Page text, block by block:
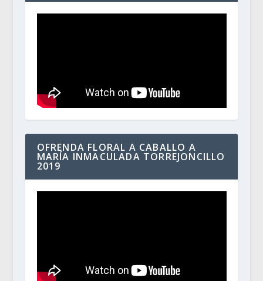
OFRENDA FLORAL A CABALLO A
MARÍA INMACULADA TORREJONCILLO
2019